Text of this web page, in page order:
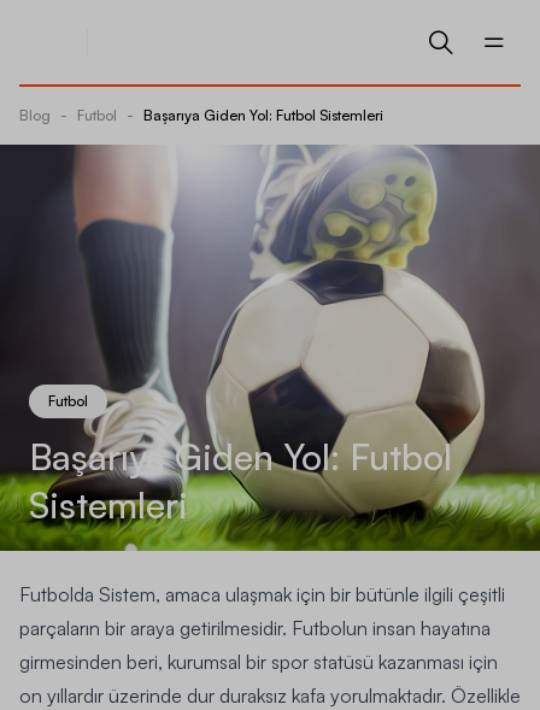
Blog - Futbol - Başarıya Giden Yol: Futbol Sistemleri
Futbol
Başarıya Giden Yol: Futbol
Sistemleri
Futbolda Sistem, amaca ulaşmak için bir bütünle ilgili çeşitli
parçaların bir araya getirilmesidir. Futbolun insan hayatına
girmesinden beri, kurumsal bir spor statüsü kazanması için
on yıllardır üzerinde dur duraksız kafa yorulmaktadır. Özellikle